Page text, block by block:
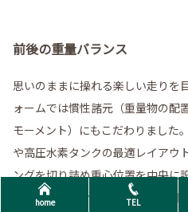
前後の重量バランス
思いのままに操れる楽しい走りを
ォームでは慣性諸元（重量物の配
モーメント）にもこだわりました
や高圧水素タンクの最適レイアウ
ングを切り詰め重心位置を中央に
と慣性モーメントを最適化。旋
home TEL